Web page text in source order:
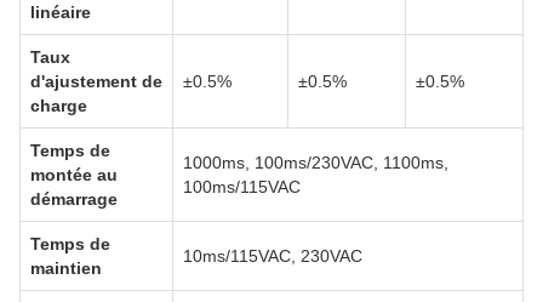
linéaire
Taux
d'ajustement de
charge
±0.5% ±0.5% ±0.5%
Temps de
montée au
démarrage
1000ms, 100ms/230VAC, 1100ms,
100ms/115VAC
Temps de
maintien
10ms/115VAC, 230VAC